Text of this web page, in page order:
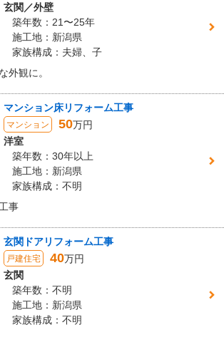
玄関／外壁
築年数：21〜25年
施工地：新潟県
家族構成：夫婦、子
外観に。
マンション床リフォーム工事
マンション 50万円
洋室
築年数：30年以上
施工地：新潟県
家族構成：不明
事
玄関ドアリフォーム工事
戸建住宅 40万円
玄関
築年数：不明
施工地：新潟県
家族構成：不明